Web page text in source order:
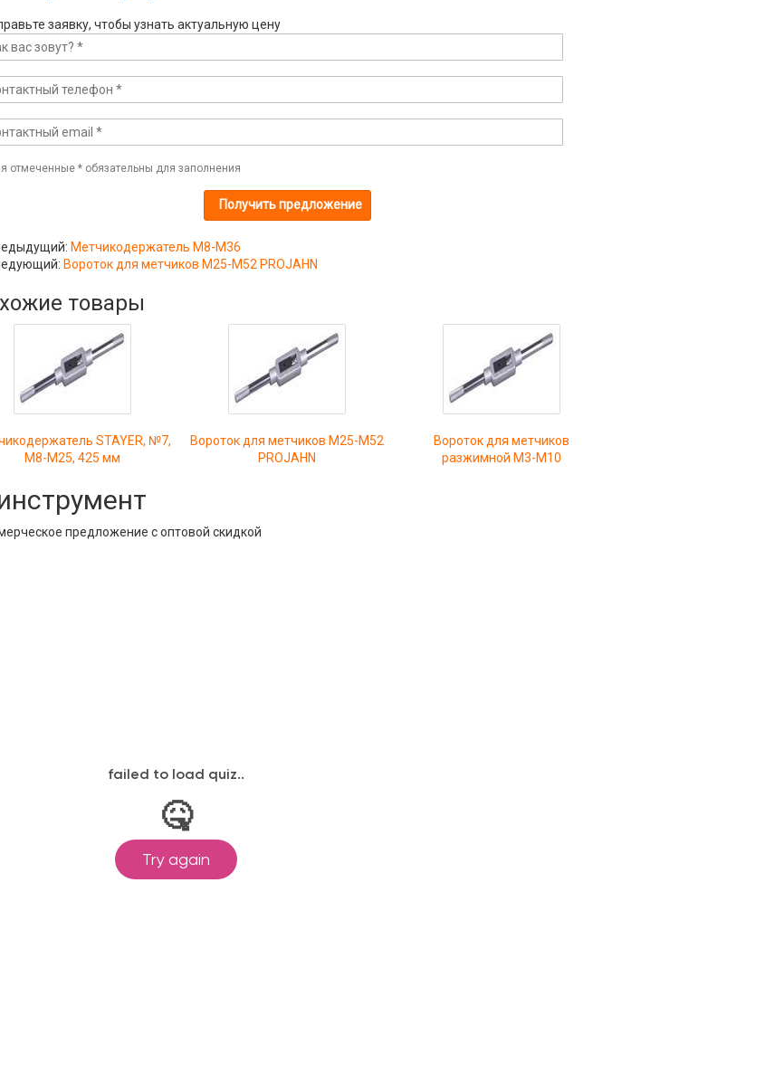
заявку, чтобы узнать актуальную цену
отмеченные *обязательны для заполнения
Метчикодержатель М8-М36
Вороток для метчиков М25-М52 PROJAHN
товары
STAYER, №7,
М8-М25, 425 мм
Вороток для метчиков М25-М52
PROJAHN
Вороток для метчиков
разжимной М3-М10
предложение с оптовой скидкой